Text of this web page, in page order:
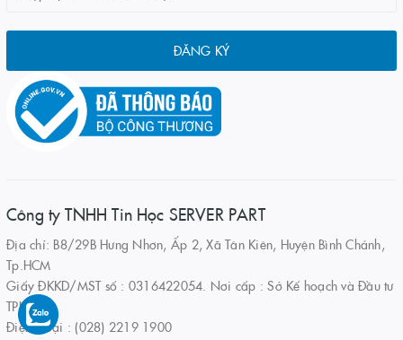
ĐĂNG KÝ
Công ty TNHH Tin Học SERVER PART
Địa chỉ: B8/29B Hưng Nhơn, Ấp 2, Xã Tân Kiên, Huyện Bình Chánh,
Tp.HCM
Giấy ĐKKD/MST số : 0316422054. Nơi cấp : Sở Kế hoạch và Đầu tư
TPHCM
Điện thoại : (028) 2219 1900